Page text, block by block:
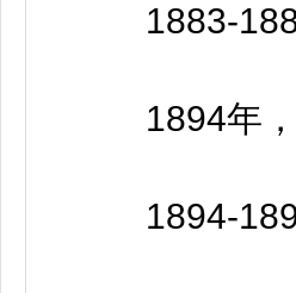
1883-
1894年，
1894-